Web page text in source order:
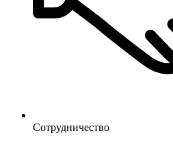
Сотрудничество